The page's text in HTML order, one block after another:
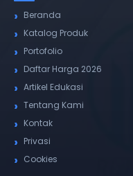
Beranda
Katalog Produk
Portofolio
Daftar Harga 2026
Artikel Edukasi
Tentang Kami
Kontak
Privasi
Cookies